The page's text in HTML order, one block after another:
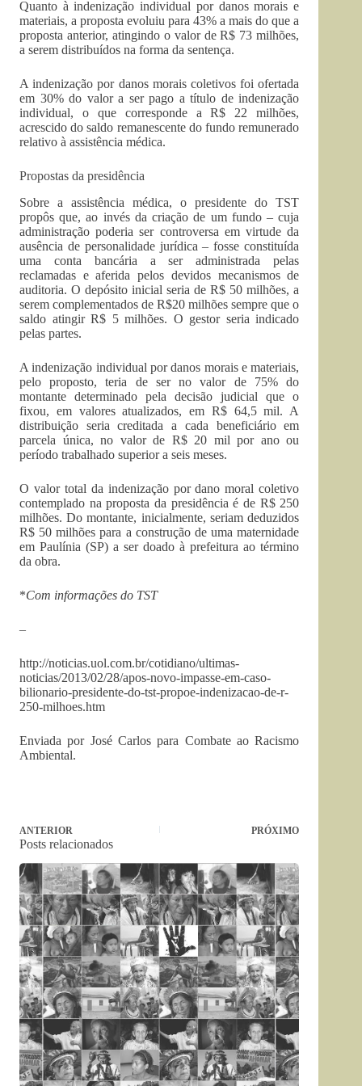
Quanto à indenização individual por danos morais e
materiais, a proposta evoluiu para 43% a mais do que a
proposta anterior, atingindo o valor de R$ 73 milhões,
a serem distribuídos na forma da sentença.
A indenização por danos morais coletivos foi ofertada
em 30% do valor a ser pago a título de indenização
individual, o que corresponde a R$ 22 milhões,
acrescido do saldo remanescente do fundo remunerado
relativo à assistência médica.
Propostas da presidência
Sobre a assistência médica, o presidente do TST
propôs que, ao invés da criação de um fundo – cuja
administração poderia ser controversa em virtude da
ausência de personalidade jurídica – fosse constituída
uma conta bancária a ser administrada pelas
reclamadas e aferida pelos devidos mecanismos de
auditoria. O depósito inicial seria de R$ 50 milhões, a
serem complementados de R$20 milhões sempre que o
saldo atingir R$ 5 milhões. O gestor seria indicado
pelas partes.
A indenização individual por danos morais e materiais,
pelo proposto, teria de ser no valor de 75% do
montante determinado pela decisão judicial que o
fixou, em valores atualizados, em R$ 64,5 mil. A
distribuição seria creditada a cada beneficiário em
parcela única, no valor de R$ 20 mil por ano ou
período trabalhado superior a seis meses.
O valor total da indenização por dano moral coletivo
contemplado na proposta da presidência é de R$ 250
milhões. Do montante, inicialmente, seriam deduzidos
R$ 50 milhões para a construção de uma maternidade
em Paulínia (SP) a ser doado à prefeitura ao término
da obra.
*Com informações do TST
–
http://noticias.uol.com.br/cotidiano/ultimas-
noticias/2013/02/28/apos-novo-impasse-em-caso-
bilionario-presidente-do-tst-propoe-indenizacao-de-r-
250-milhoes.htm
Enviada por José Carlos para Combate ao Racismo
Ambiental.
ANTERIOR PRÓXIMO
Posts relacionados